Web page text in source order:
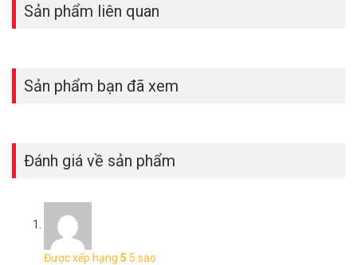
*** Xem thêm:
Để cập nhật thông tin giá bán ONECAM SW-10-8P-1S mới nhất,
Vuhoangtelecom
Sản phẩm liên quan
Sản phẩm bạn đã xem
Đánh giá về sản phẩm
Được xếp hạng 5 5 sao